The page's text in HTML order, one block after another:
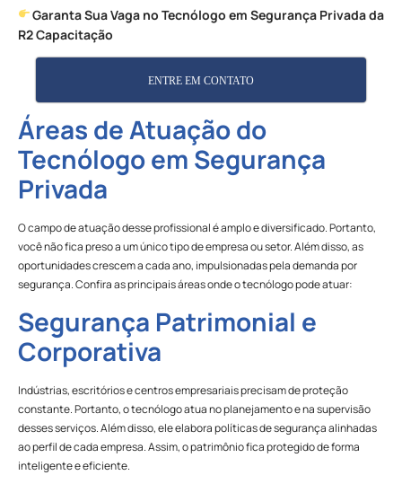
Garanta Sua Vaga no Tecnólogo em Segurança Privada da
R2 Capacitação
ENTRE EM CONTATO
Áreas de Atuação do
Tecnólogo em Segurança
Privada
O campo de atuação desse profissional é amplo e diversificado. Portanto,
você não fica preso a um único tipo de empresa ou setor. Além disso, as
oportunidades crescem a cada ano, impulsionadas pela demanda por
segurança. Confira as principais áreas onde o tecnólogo pode atuar:
Segurança Patrimonial e
Corporativa
Indústrias, escritórios e centros empresariais precisam de proteção
constante. Portanto, o tecnólogo atua no planejamento e na supervisão
desses serviços. Além disso, ele elabora políticas de segurança alinhadas
ao perfil de cada empresa. Assim, o patrimônio fica protegido de forma
inteligente e eficiente.